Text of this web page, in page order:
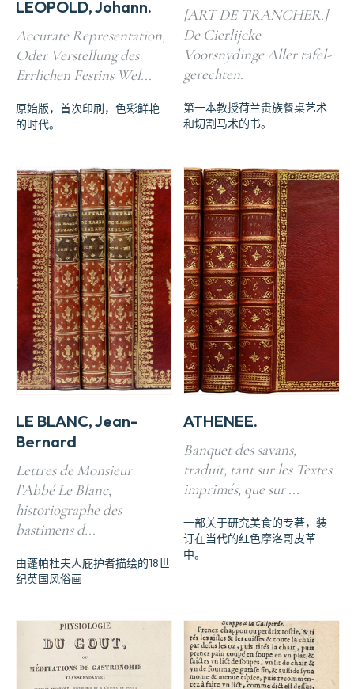
LEOPOLD, Johann.
Accurate Representation,
Oder Verstellung des
Errlichen Festins Wel...
原始版，首次印刷，色彩鲜艳
的时代。
[ART DE TRANCHER.]
De Cierlijcke
Voorsnydinge Aller tafel-
gerechten.
第一本教授荷兰贵族餐桌艺术
和切割马术的书。
LE BLANC, Jean-
Bernard
Lettres de Monsieur
l’Abbé Le Blanc,
historiographe des
bastimens d...
由蓬帕杜夫人庇护者描绘的18世
纪英国风俗画
ATHENEE.
Banquet des savans,
traduit, tant sur les Textes
imprimés, que sur ...
一部关于研究美食的专著，装
订在当代的红色摩洛哥皮革
中。